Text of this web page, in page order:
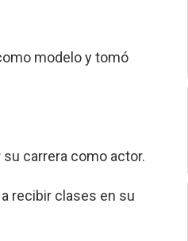
modelo y tomó
carrera como actor.
recibir clases en su